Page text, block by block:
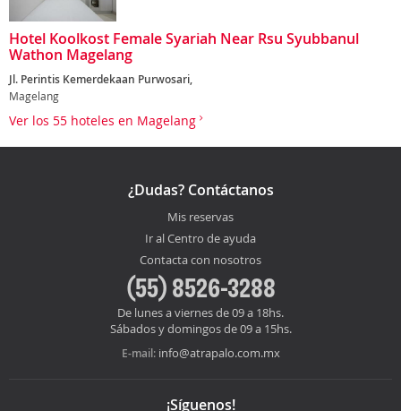
Hotel Koolkost Female Syariah Near Rsu Syubbanul
Wathon Magelang
Jl. Perintis Kemerdekaan Purwosari,
Magelang
Ver los 55 hoteles en Magelang
¿Dudas? Contáctanos
Mis reservas
Ir al Centro de ayuda
Contacta con nosotros
(55) 8526-3288
De lunes a viernes de 09 a 18hs.
Sábados y domingos de 09 a 15hs.
E-mail: info@atrapalo.com.mx
¡Síguenos!